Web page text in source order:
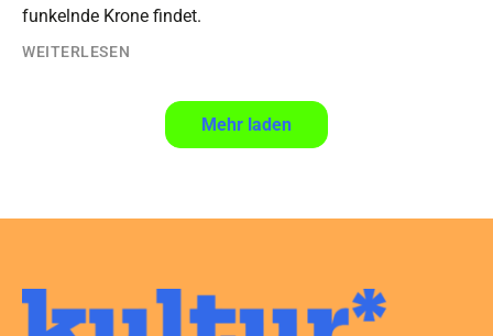
funkelnde Krone findet.
WEITERLESEN
Mehr laden